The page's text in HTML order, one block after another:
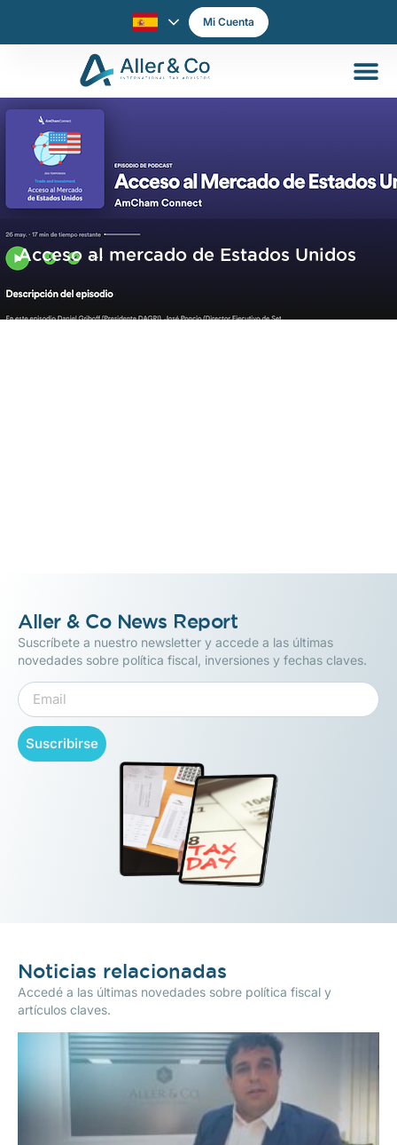
Mi Cuenta
Acceso al mercado de Estados Unidos
Aller & Co News Report
Suscríbete a nuestro newsletter y accede a las últimas
novedades sobre política fiscal, inversiones y fechas claves.
Suscribirse
Noticias relacionadas
Accedé a las últimas novedades sobre política fiscal y
artículos claves.